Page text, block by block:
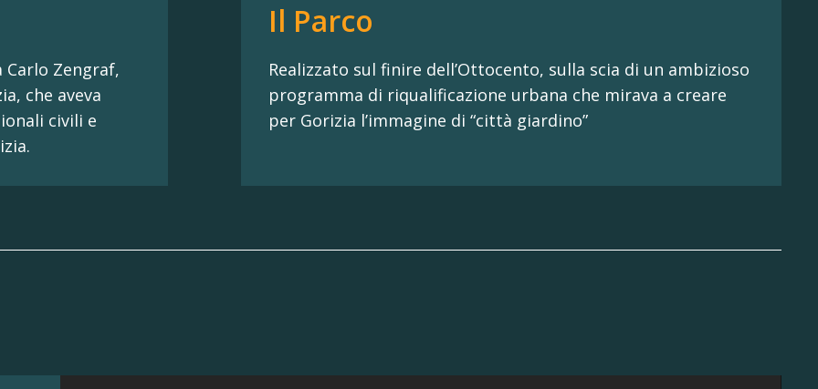
Zengraf,
che aveva
civili e
Il Parco
Realizzato sul finire dell’Ottocento, sulla scia di un ambizioso
programma di riqualificazione urbana che mirava a creare
per Gorizia l’immagine di “città giardino”